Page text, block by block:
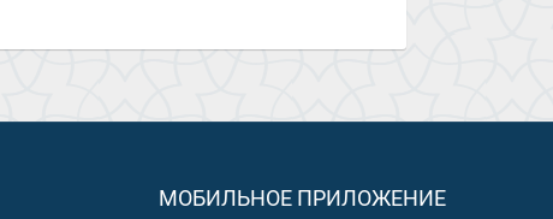
МОБИЛЬНОЕ ПРИЛОЖЕНИЕ